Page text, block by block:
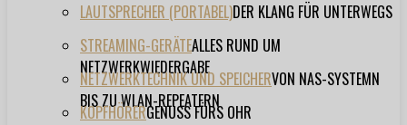
LAUTSPRECHER (PORTABEL)DER KLANG FÜR UNTERWEGS
STREAMING-GERÄTEALLES RUND UM
NETZWERKWIEDERGABE
NETZWERKTECHNIK UND SPEICHERVON NAS-SYSTEMN
BIS ZU WLAN-REPEATERN
KOPFHÖRERGENUSS FÜRS OHR